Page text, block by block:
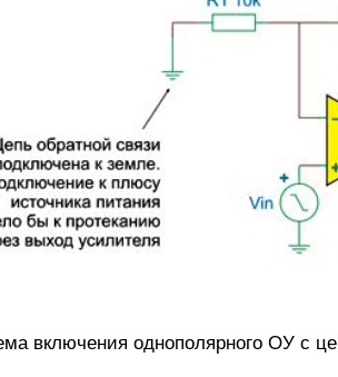
включения однополярного ОУ с